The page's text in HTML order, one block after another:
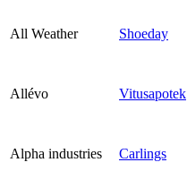
All Weather Shoeday
Allévo Vitusapotek
Alpha industries Carlings